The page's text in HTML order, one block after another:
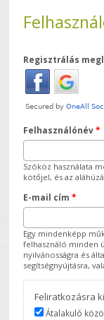
Regisztrálás
Felhasználónév*
Szóköz használata
kötőjel, és az
E-mail cím*
Egy mindenképp
felhasználó minden
nyilvánosságra és
segítségnyújtásra,
Feliratkozásra
Átalakuló